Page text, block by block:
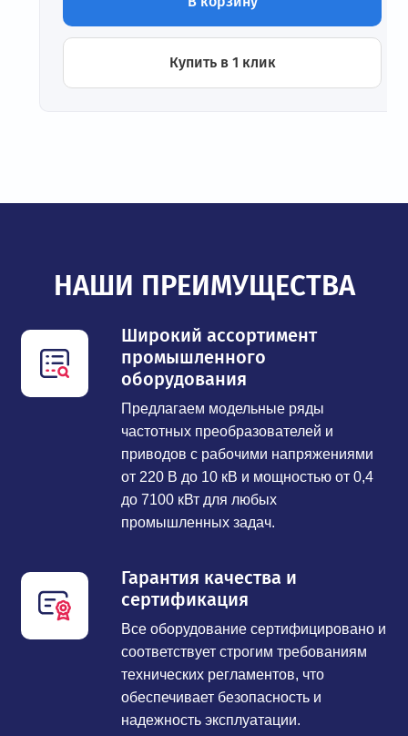
Купить в 1 клик
НАШИ ПРЕИМУЩЕСТВА
Широкий ассортимент
промышленного
оборудования
Предлагаем модельные ряды
частотных преобразователей и
приводов с рабочими напряжениями
от 220 В до 10 кВ и мощностью от 0,4
до 7100 кВт для любых
промышленных задач.
Гарантия качества и
сертификация
Все оборудование сертифицировано и
соответствует строгим требованиям
технических регламентов, что
обеспечивает безопасность и
надежность эксплуатации.